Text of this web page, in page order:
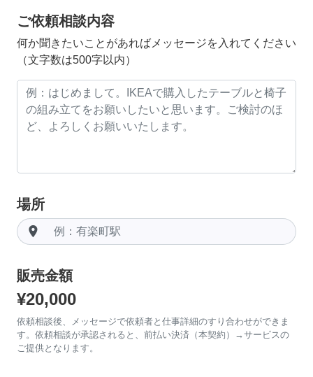
ご依頼相談内容
何か聞きたいことがあればメッセージを入れてください
（文字数は500字以内）
場所
room
販売金額
¥20,000
依頼相談後、メッセージで依頼者と仕事詳細のすり合わせができま
す。依頼相談が承認されると、前払い決済（本契約）→サービスの
ご提供となります。